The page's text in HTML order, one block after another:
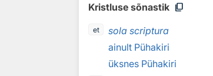
Kristluse sõnastik content_copy
et
sola scriptura
ainult Pühakiri
üksnes Pühakiri